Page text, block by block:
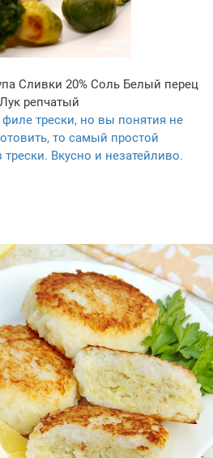
Сливки 20% Соль Белый перец
Лук репчатый
трески, но вы понятия не
то самый простой
трески. Вкусно и незатейливо.